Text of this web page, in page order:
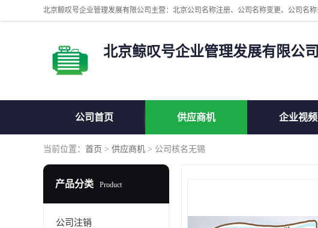
北京鲸叹号企业管理发展有限公司
公司首页 供应商机 企业视频
当前位置： 首页 > 供应商机 > 公司核名无锡
产品分类 Product
公司注销